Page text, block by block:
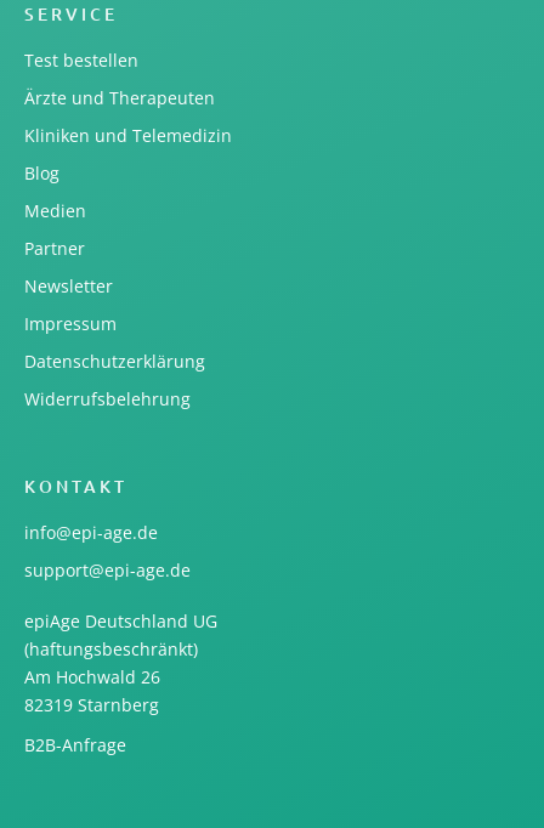
SERVICE
Test bestellen
Ärzte und Therapeuten
Kliniken und Telemedizin
Blog
Medien
Partner
Newsletter
Impressum
Datenschutzerklärung
Widerrufsbelehrung
KONTAKT
info@epi-age.de
support@epi-age.de
epiAge Deutschland UG
(haftungsbeschränkt)
Am Hochwald 26
82319 Starnberg
B2B-Anfrage